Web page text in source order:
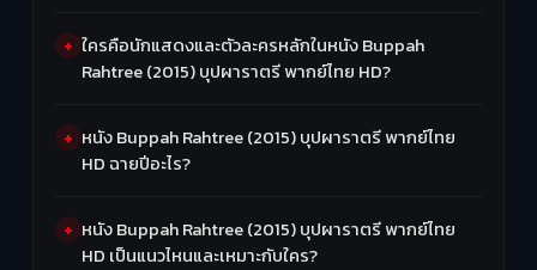
ใครคือนักแสดงและตัวละครหลักในหนัง Buppah
Rahtree (2015) บุปผาราตรี พากย์ไทย HD?
หนัง Buppah Rahtree (2015) บุปผาราตรี พากย์ไทย
HD ฉายปีอะไร?
หนัง Buppah Rahtree (2015) บุปผาราตรี พากย์ไทย
HD เป็นแนวไหนและเหมาะกับใคร?